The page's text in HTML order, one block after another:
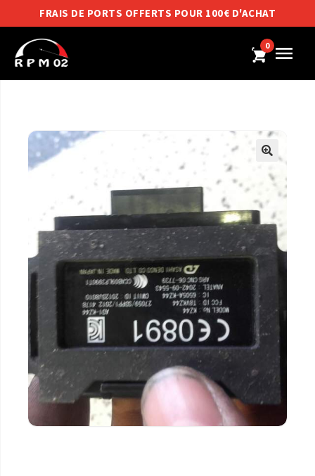
FRAIS DE PORTS OFFERTS POUR 100€ D'ACHAT
0